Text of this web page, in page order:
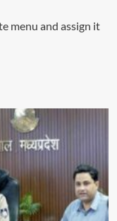
menu and assign it